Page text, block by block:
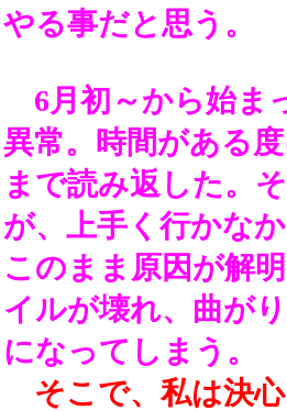
やる事だと思う。
6月初～から始ま
異常。時間がある
まで読み返した。
が、上手く行かな
このまま原因が解
イルが壊れ、曲が
になってしまう。
そこで、私は決